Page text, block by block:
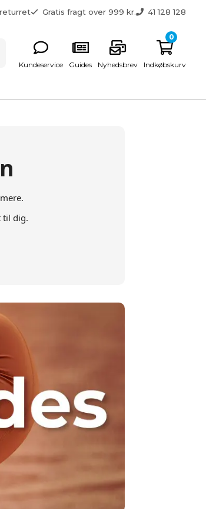
Gratis fragt over 999 kr. 41 128 128
Kundeservice Guides Nyhedsbrev Indkøbskurv
0
til dig.